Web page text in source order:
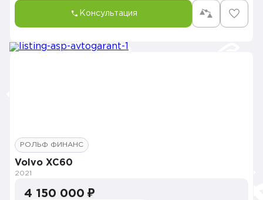
Консультация
РОЛЬФ ФИНАНС
Volvo XC60
2021
4 150 000 ₽